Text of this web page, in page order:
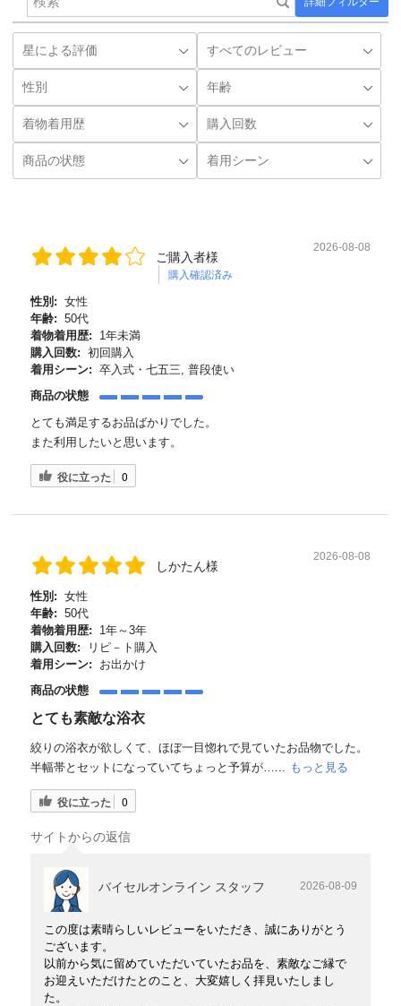
ご購入者様
購入確認済み
2026-08-08
性別: 女性
年齢: 50代
着物着用歴:
1年未満
購入回数: 初回購入
着用シーン: 卒入式・七五三, 普段使い
商品の状態
とても満足するお品ばかりでした。
また利用したいと思います。
役に立った 0
しかたん様
2026-08-08
性別: 女性
年齢: 50代
着物着用歴:
1年～3年
購入回数:
リピ－ト購入
着用シーン:
お出かけ
商品の状態
とても素敵な浴衣
絞りの浴衣が欲しくて、ほぼ一目惚れで見ていたお品物でした。
半幅帯とセットになっていてちょっと予算が…... もっと見る
役に立った 0
サイトからの返信
バイセルオンライン スタッフ 2026-08-09
この度は素晴らしいレビューをいただき、誠にありがとう
ございます。
以前から気に留めていただいていたお品を、素敵なご縁で
お迎えいただけたとのこと、大変嬉しく拝見いたしまし
た。